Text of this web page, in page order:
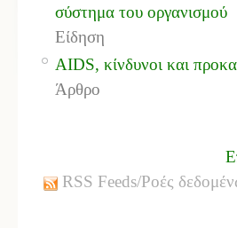
σύστημα του οργανισμού
Είδηση
AIDS, κίνδυνοι και
Άρθρο
RSS Feeds/Ροές